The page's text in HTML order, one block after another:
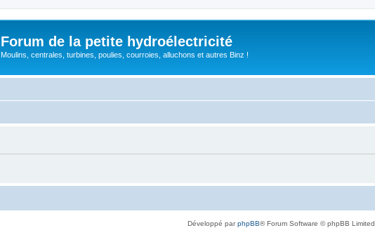
Forum de la petite hydroélectricité
Moulins, centrales, turbines, poulies, courroies, alluchons et autres Binz !
Développé parphpBB® Forum Software © phpBB Limited